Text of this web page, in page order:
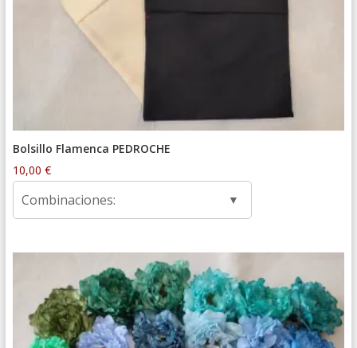
Bolsillo Flamenca PEDROCHE
10,00 €
Combinaciones: